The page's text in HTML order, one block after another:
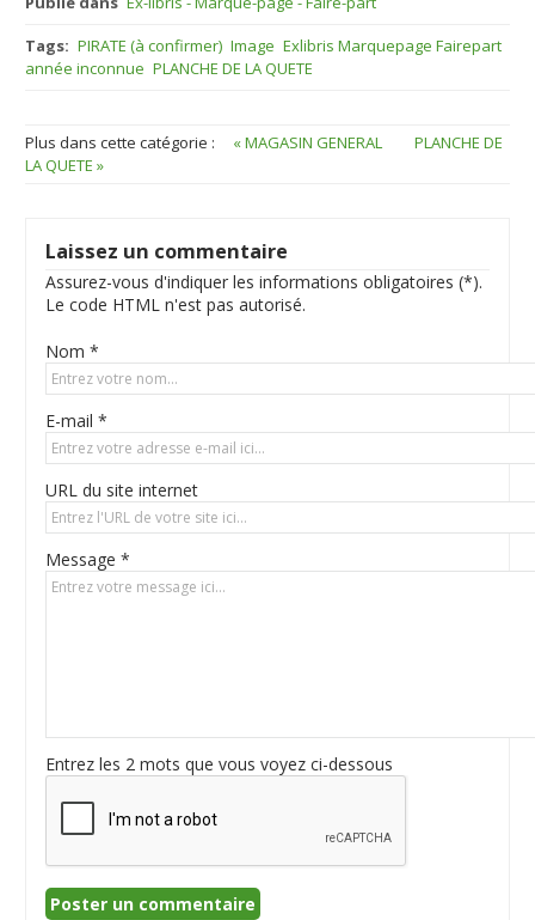
Tags: PIRATE (à confirmer) Image Exlibris Marquepage Fairepart
année inconnue PLANCHE DE LA QUETE
Plus dans cette catégorie : « MAGASIN GENERAL
PLANCHE DE
LA QUETE »
Laissez un commentaire
Assurez-vous d'indiquer les informations obligatoires (*).
Le code HTML n'est pas autorisé.
Nom *
E-mail *
URL du site internet
Message *
Entrez les 2 mots que vous voyez ci-dessous